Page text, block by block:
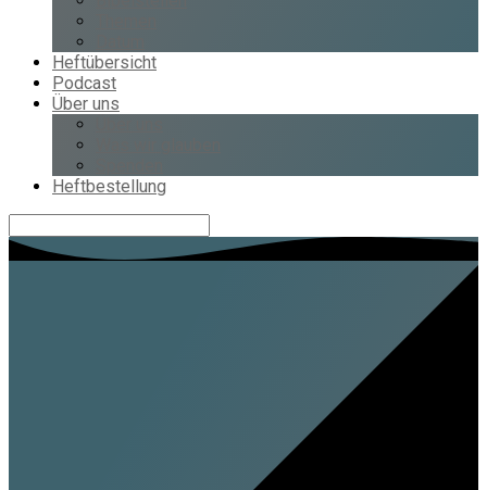
Heftübersicht
Podcast
Über uns
Heftbestellung